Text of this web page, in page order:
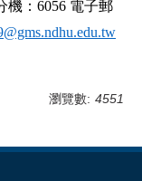
機：6056 電子郵
瀏覽數: 4551